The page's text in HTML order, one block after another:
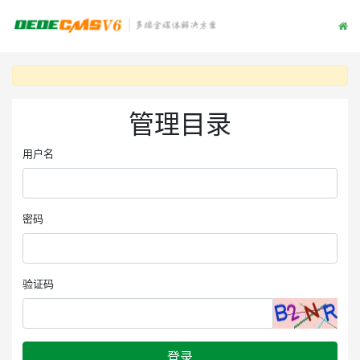
管理目录
用户名
密码
验证码
登录